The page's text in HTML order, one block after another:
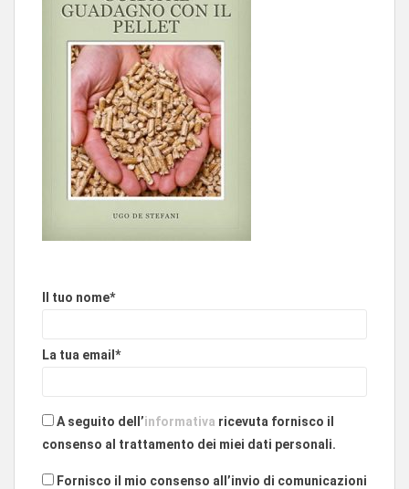
Il tuo nome*
La tua email*
A seguito dell’informativa ricevuta fornisco il
consenso al trattamento dei miei dati personali.
Fornisco il mio consenso all’invio di comunicazioni